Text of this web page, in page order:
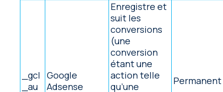
_gcl
_au
Google
Adsense
Enregistre et
suit les
conversions
(une
conversion
étant une
action telle
qu’une
Permanent